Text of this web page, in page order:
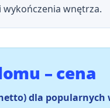
wnętrza.
– cena
dla